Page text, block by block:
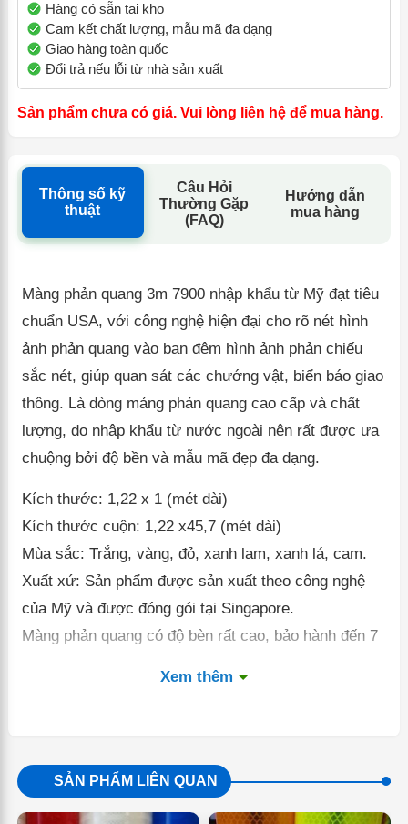
Hàng có sẵn tại kho
Cam kết chất lượng, mẫu mã đa dạng
Giao hàng toàn quốc
Đổi trả nếu lỗi từ nhà sản xuất
Sản phẩm chưa có giá. Vui lòng liên hệ để mua hàng.
Thông số kỹ
thuật
Câu Hỏi
Thường Gặp
(FAQ)
Hướng dẫn
mua hàng
Màng phản quang 3m 7900 nhập khẩu từ Mỹ đạt tiêu
chuẩn USA, với công nghệ hiện đại cho rõ nét hình
ảnh phản quang vào ban đêm hình ảnh phản chiếu
sắc nét, giúp quan sát các chướng vật, biển báo giao
thông. Là dòng mảng phản quang cao cấp và chất
lượng, do nhâp khẩu từ nước ngoài nên rất được ưa
chuộng bởi độ bền và mẫu mã đẹp đa dạng.
Kích thước: 1,22 x 1 (mét dài)
Kích thước cuộn: 1,22 x45,7 (mét dài)
Mùa sắc: Trắng, vàng, đỏ, xanh lam, xanh lá, cam.
Xuất xứ: Sản phẩm được sản xuất theo công nghệ
của Mỹ và được đóng gói tại Singapore.
Màng phản quang có độ bèn rất cao, bảo hành đến 7
Xem thêm
SẢN PHẨM LIÊN QUAN